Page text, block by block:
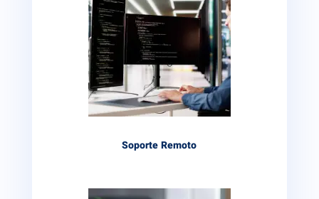
Soporte Remoto